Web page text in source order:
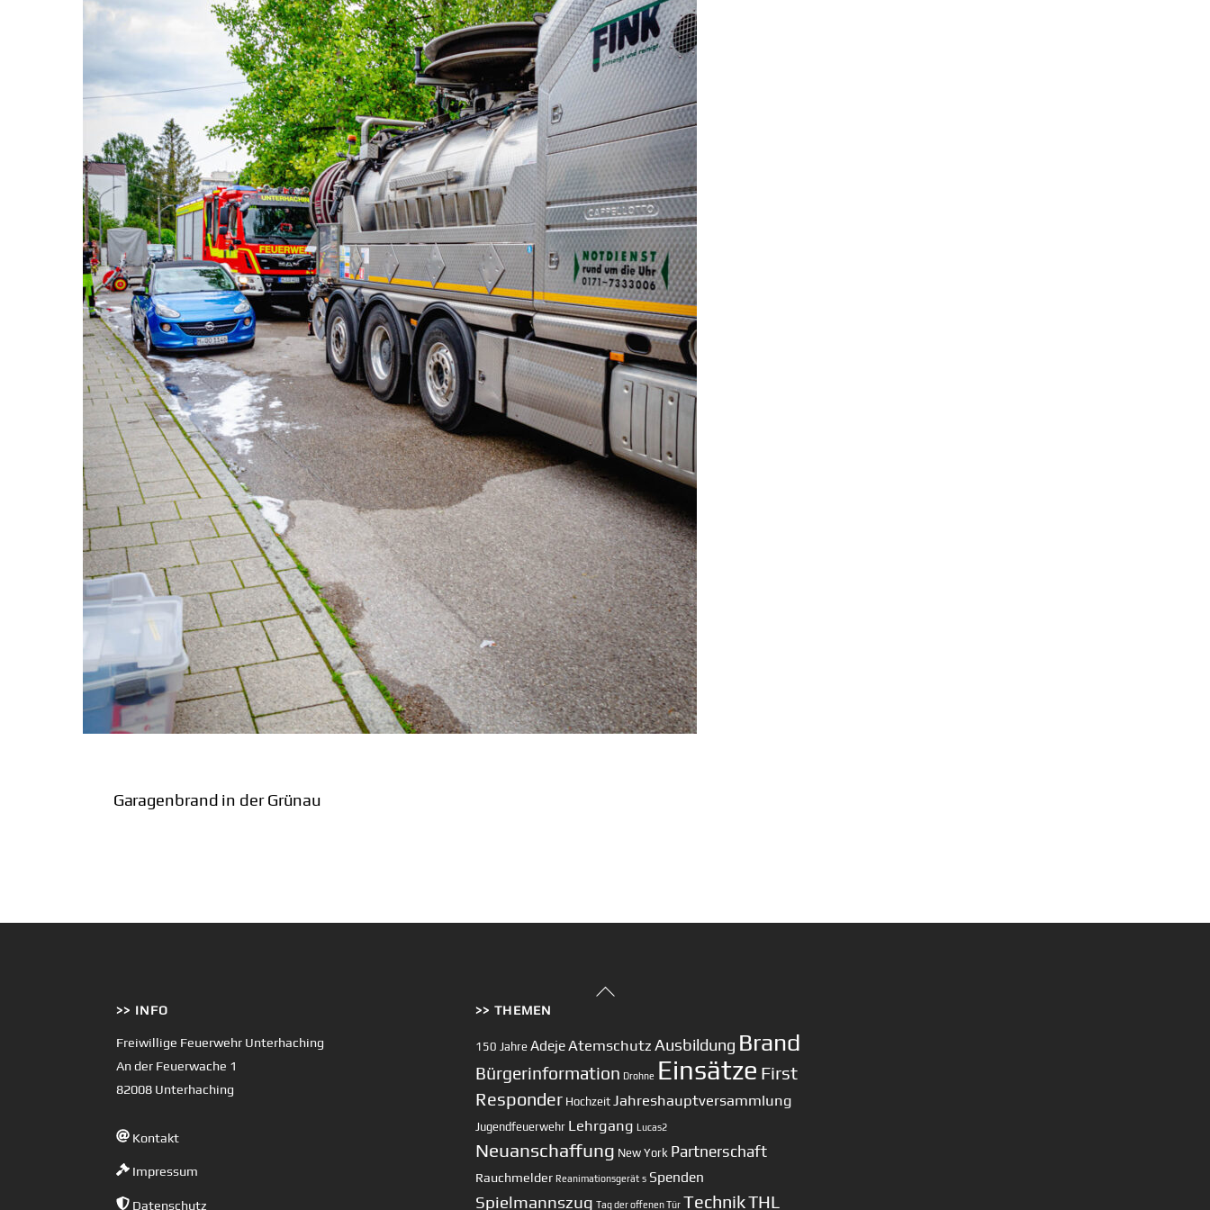
Garagenbrand in der Grünau
Back
>> INFO
Freiwillige Feuerwehr Unterhaching
An der Feuerwache 1
82008 Unterhaching
Kontakt
Impressum
Datenschutz
>> THEMEN
150 Jahre AdejeAtemschutz Ausbildung Brand
Bürgerinformation Drohne Einsätze First
Responder Hochzeit Jahreshauptversammlung
Jugendfeuerwehr Lehrgang Lucas2
Neuanschaffung New York Partnerschaft
Rauchmelder Reanimationsgerät s Spenden
Spielmannszug Tag der offenen Tür TechnikTHL